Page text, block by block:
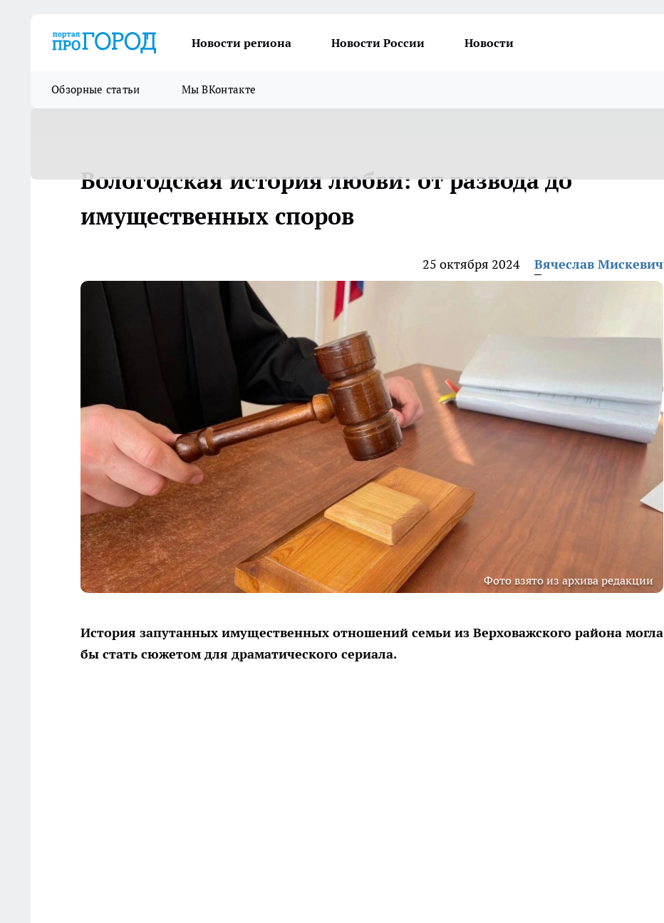
Новости региона Новости России Новости
Обзорные статьи Мы ВКонтакте
Вологодская история любви: от развода до
имущественных споров
25 октября 2024 Вячеслав Мискевич
Фото взято из архива редакции
История запутанных имущественных отношений семьи из Верховажского района могла
бы стать сюжетом для драматического сериала.